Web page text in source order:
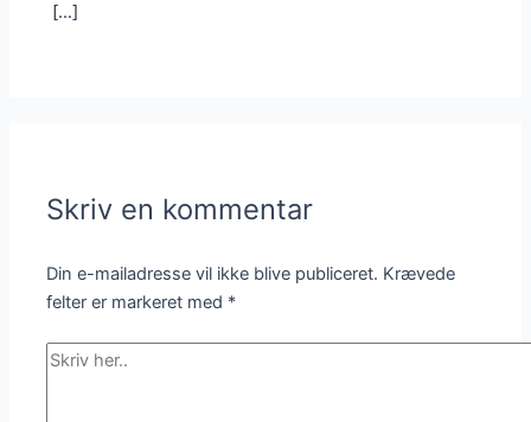
[…]
Skriv en kommentar
Din e-mailadresse vil ikke blive publiceret. Krævede
felter er markeret med *
Skriv